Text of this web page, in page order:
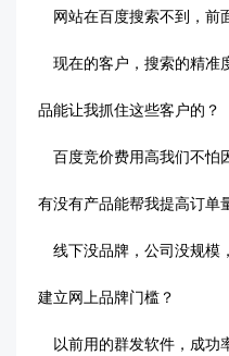
网站在百度搜索不到，前
现在的客户，搜索的精准
品能让我抓住这些客户的？
百度竞价费用高我们不怕
有没有产品能帮我提高订单
线下没品牌，公司没规模
建立网上品牌门槛？
以前用的群发软件，成功